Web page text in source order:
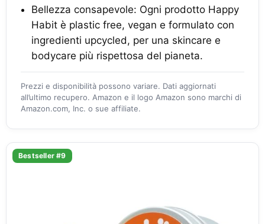
Bellezza consapevole: Ogni prodotto Happy
Habit è plastic free, vegan e formulato con
ingredienti upcycled, per una skincare e
bodycare più rispettosa del pianeta.
Prezzi e disponibilità possono variare. Dati aggiornati
all’ultimo recupero. Amazon e il logo Amazon sono marchi di
Amazon.com, Inc. o sue affiliate.
Bestseller #9